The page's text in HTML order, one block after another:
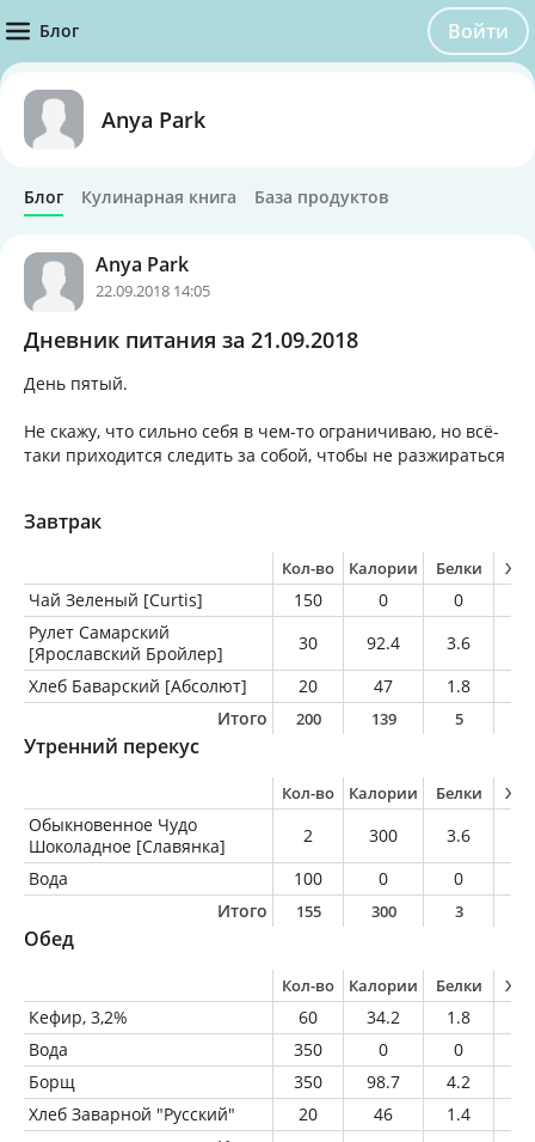
Блог Войти
Anya Park
Блог Кулинарная книга База продуктов
Anya Park
22.09.2018 14:05
Дневник питания за 21.09.2018
День пятый.
Не скажу, что сильно себя в чем-то ограничиваю, но всё-
таки приходится следить за собой, чтобы не разжираться
Завтрак
Кол-во Калории Белки
Чай Зеленый [Curtis] 150 0 0
Рулет Самарский
[Ярославский Бройлер]
30 92.4 3.6
Хлеб Баварский [Абсолют]
20 47 1.8
Итого
200 139 5
Утренний перекус
Кол-во Калории Белки
Обыкновенное Чудо
Шоколадное [Славянка]
2 300 3.6
Вода
100 0 0
Итого
155 300 3
Обед
Кол-во Калории Белки
Кефир, 3,2% 60 34.2 1.8
Вода
350 0 0
Борщ
350 98.7 4.2
Хлеб Заварной "Русский"
20 46 1.4